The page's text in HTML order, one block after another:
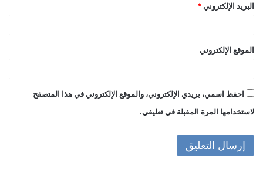
البريد الإلكتروني *
الموقع الإلكتروني
احفظ اسمي، بريدي الإلكتروني، والموقع الإلكتروني في هذا المتصفح
لاستخدامها المرة المقبلة في تعليقي.